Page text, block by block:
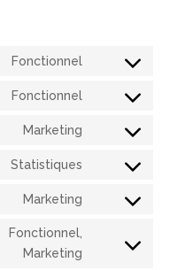
Fonctionnel
Consent
wordpress
Fonctionnel
Consent
ithemes-
Marketing
Consent
google-
Statistiques
Consent
Marketing
Consent
service
Fonctionnel,
Marketing
Consent